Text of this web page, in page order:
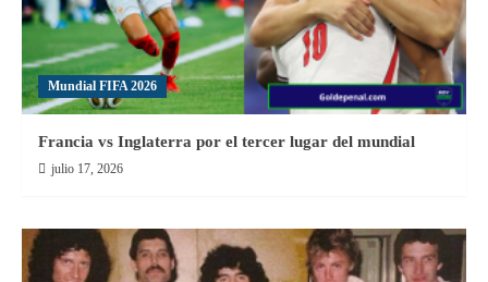
la
FIFA
2024
Mundial FIFA 2026
Francia vs Inglaterra por el tercer lugar del mundial
julio 17, 2026